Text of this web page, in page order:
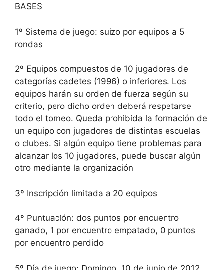
BASES
1º Sistema de juego: suizo por equipos a 5
rondas
2º Equipos compuestos de 10 jugadores de
categorías cadetes (1996) o inferiores. Los
equipos harán su orden de fuerza según su
criterio, pero dicho orden deberá respetarse
todo el torneo. Queda prohibida la formación de
un equipo con jugadores de distintas escuelas
o clubes. Si algún equipo tiene problemas para
alcanzar los 10 jugadores, puede buscar algún
otro mediante la organización
3º Inscripción limitada a 20 equipos
4º Puntuación: dos puntos por encuentro
ganado, 1 por encuentro empatado, 0 puntos
por encuentro perdido
5º Día de juego: Domingo, 10 de junio de 2012